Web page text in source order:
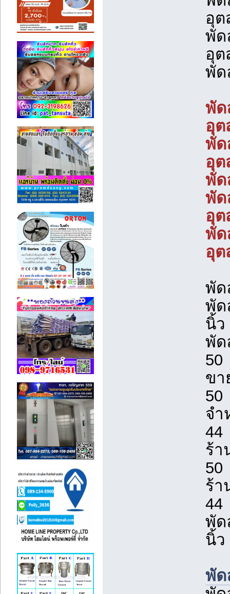
อุต
พัด
อุต
พัด
พัด
อุต
พัด
อุต
พัด
พัด
อุต
พัด
อุต
พัด
พัด
นิ้ว
พัด
50
ขา
50
จำ
44
ร้า
50
ร้า
44
พัด
นิ้ว
พัด